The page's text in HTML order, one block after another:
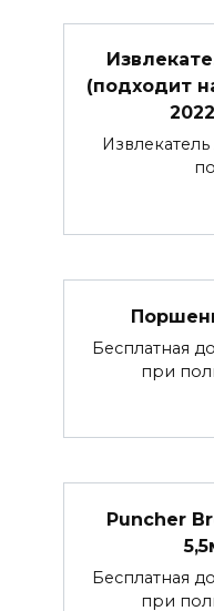
(подходит
Бесплатная
при
Puncher
Бесплатная
при